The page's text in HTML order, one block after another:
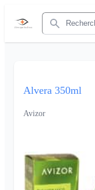
Rechercher
Alvera 350ml
Avizor